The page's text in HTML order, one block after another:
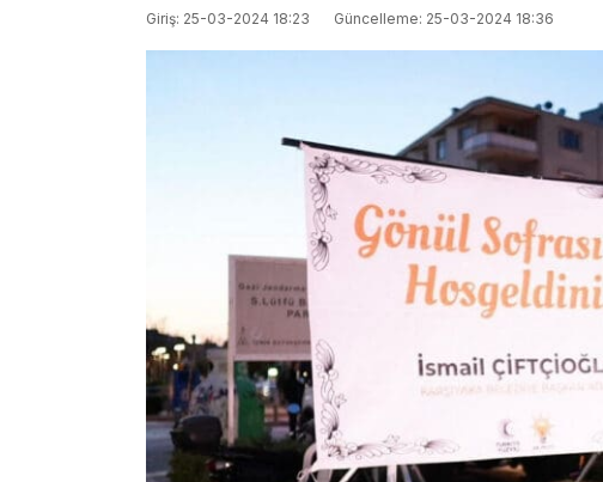
Giriş: 25-03-2024 18:23 Güncelleme: 25-03-2024 18:36